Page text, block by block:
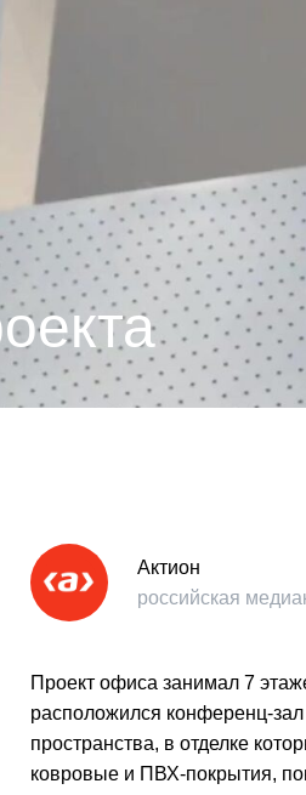
Проект офиса занимал 7
расположился конференц-
пространства, в отделке
ковровые и ПВХ-покрытия,
Актион
российская